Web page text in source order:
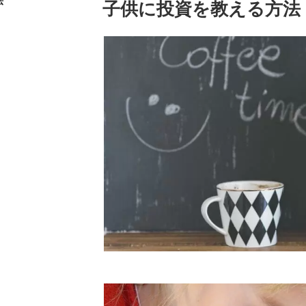
稿
子供に投資を教える方法